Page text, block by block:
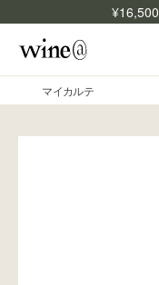
¥16,500
マイカルテ
マイカルテ